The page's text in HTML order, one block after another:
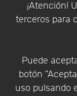
¡Atención!
terceros para
Puede
botón
uso pulsando